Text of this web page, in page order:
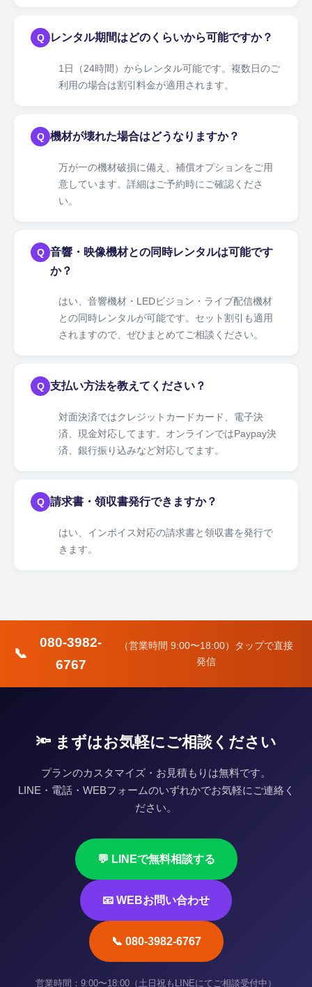
Q レンタル期間はどのくらいから可能ですか？
1日（24時間）からレンタル可能です。複数日のご
利用の場合は割引料金が適用されます。
Q 機材が壊れた場合はどうなりますか？
万が一の機材破損に備え、補償オプションをご用
意しています。詳細はご予約時にご確認くださ
い。
Q 音響・映像機材との同時レンタルは可能です
か？
はい、音響機材・LEDビジョン・ライブ配信機材
との同時レンタルが可能です。セット割引も適用
されますので、ぜひまとめてご相談ください。
Q 支払い方法を教えてください？
対面決済ではクレジットカードカード、電子決
済、現金対応してます。オンラインではPaypay決
済、銀行振り込みなど対応してます。
Q 請求書・領収書発行できますか？
はい、インボイス対応の請求書と領収書を発行で
きます。
📞
080-3982-
6767
（営業時間 9:00〜18:00）タップで直接
発信
🔦 まずはお気軽にご相談ください
プランのカスタマイズ・お見積もりは無料です。
LINE・電話・WEBフォームのいずれかでお気軽にご連絡く
ださい。
💬 LINEで無料相談する
📧 WEBお問い合わせ
📞 080-3982-6767
営業時間：9:00〜18:00（土日祝もLINEにてご相談受付中）